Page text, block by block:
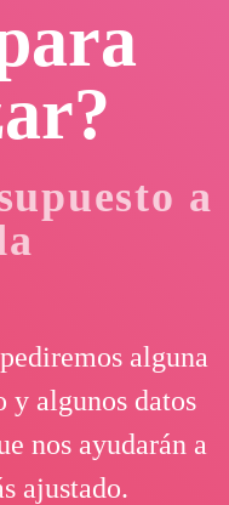
a
alguna
y algunos datos
nos ayudarán a
ajustado.